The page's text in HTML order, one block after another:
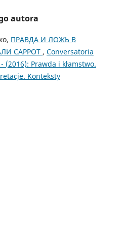
autora
ПРАВДА И ЛОЖЬ В
САРРОТ , Conversatoria
(2016): Prawda i kłamstwo.
Konteksty